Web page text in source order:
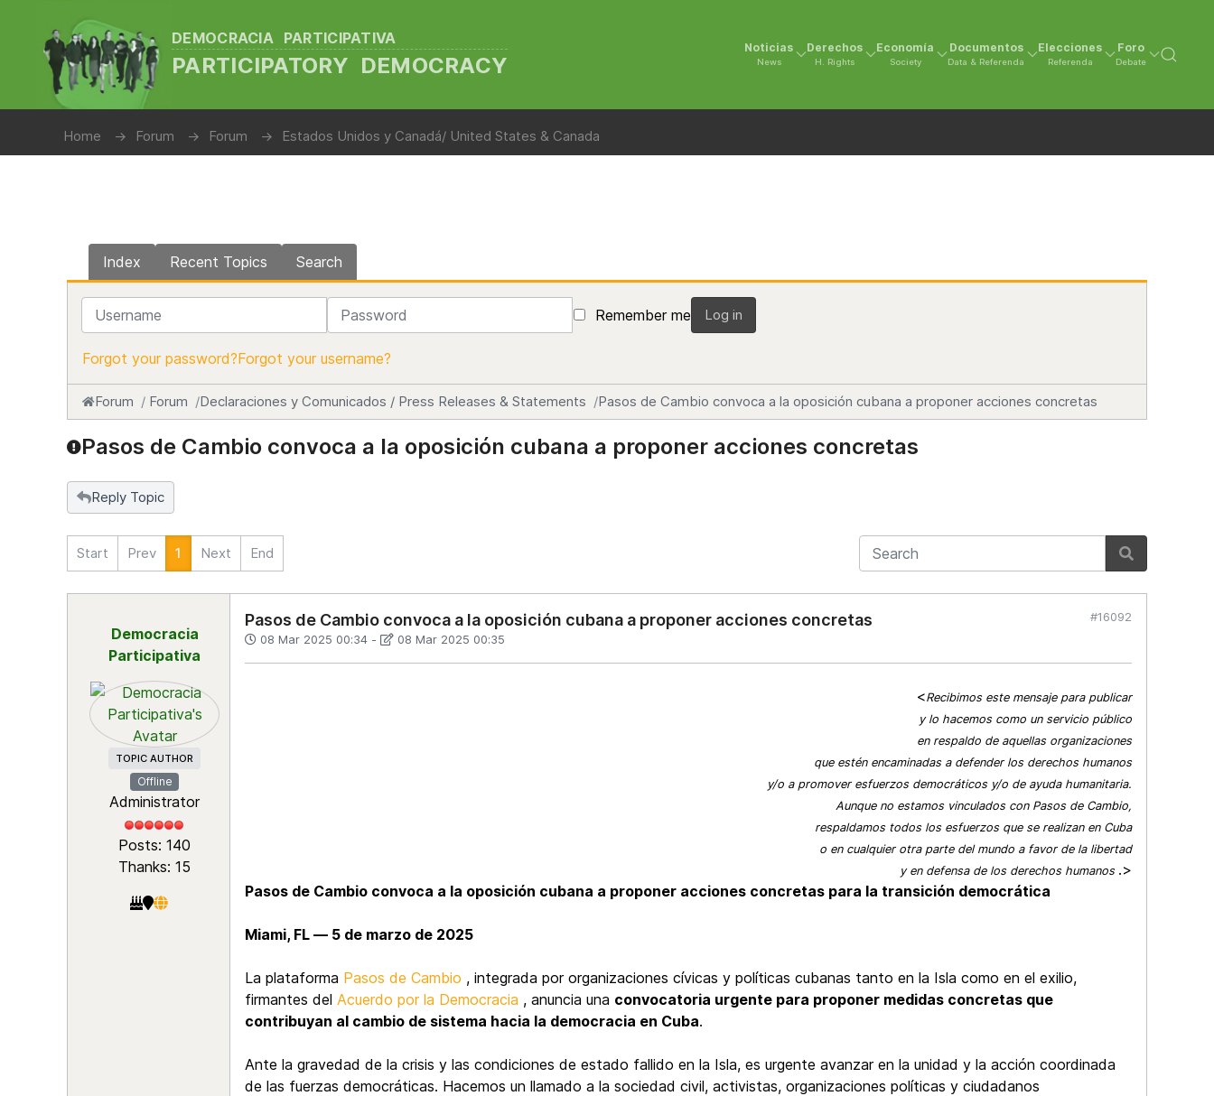
DEMOCRACIA PARTICIPATIVA
PARTICIPATORY DEMOCRACY
Noticias
News
Derechos
H. Rights
Economía
Society
Documentos
Data & Referenda
Elecciones
Referenda
Foro
Debate
Home Forum Forum Estados Unidos y Canadá/ United States & Canada
Index Recent Topics Search
Username Password Remember me Log in
Forgot your password?Forgot your username?
Forum Forum Declaraciones y Comunicados / Press Releases & Statements Pasos de Cambio convoca a la oposición cubana a proponer acciones concretas
Pasos de Cambio convoca a la oposición cubana a proponer acciones concretas
Reply Topic
Start Prev 1 Next End
Democracia
Participativa
TOPIC AUTHOR
Offline
Administrator
Posts: 140
Thanks: 15
Pasos de Cambio convoca a la oposición cubana a proponer acciones concretas
08 Mar 2025 00:34 - 08 Mar 2025 00:35
#16092
<Recibimos este mensaje para publicar
y lo hacemos como un servicio público
en respaldo de aquellas organizaciones
que estén encaminadas a defender los derechos humanos
y/o a promover esfuerzos democráticos y/o de ayuda humanitaria.
Aunque no estamos vinculados con Pasos de Cambio,
respaldamos todos los esfuerzos que se realizan en Cuba
o en cualquier otra parte del mundo a favor de la libertad
y en defensa de los derechos humanos .>
Pasos de Cambio convoca a la oposición cubana a proponer acciones concretas para la transición democrática
Miami, FL — 5 de marzo de 2025
La plataforma Pasos de Cambio , integrada por organizaciones cívicas y políticas cubanas tanto en la Isla como en el exilio,
firmantes del Acuerdo por la Democracia , anuncia una convocatoria urgente para proponer medidas concretas que
contribuyan al cambio de sistema hacia la democracia en Cuba.
Ante la gravedad de la crisis y las condiciones de estado fallido en la Isla, es urgente avanzar en la unidad y la acción coordinada
de las fuerzas democráticas. Hacemos un llamado a la sociedad civil, activistas, organizaciones políticas y ciudadanos